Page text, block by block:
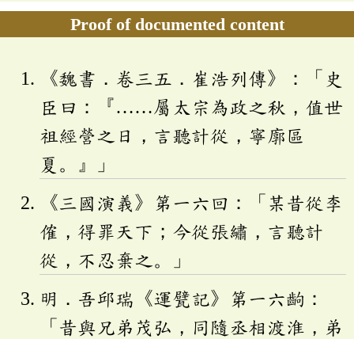
Proof of documented content
《魏書．卷三五．崔浩列傳》：「史
臣曰：『……屬太宗為政之秋，值世
祖經營之日，言聽計從，寧廓區
夏。』」
《三國演義》第一六回：「某昔從李
傕，得罪天下；今從張繡，言聽計
從，不忍棄之。」
明．吾邱瑞《運甓記》第一六齣：
「昔與兄弟茂弘，同隨丞相渡淮，弟